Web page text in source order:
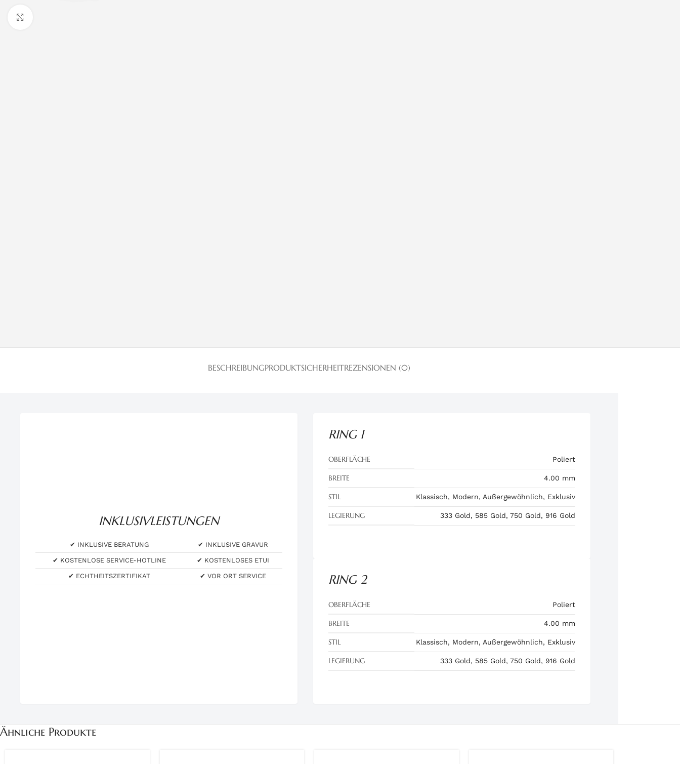
BESCHREIBUNGPRODUKTSICHERHEITREZENSIONEN (0)
RING 1
OBERFLÄCHE Poliert
BREITE 4.00 mm
STIL Klassisch, Modern, Außergewöhnlich, Exklusiv
LEGIERUNG 333 Gold, 585 Gold, 750 Gold, 916 Gold
RING 2
OBERFLÄCHE Poliert
BREITE 4.00 mm
STIL Klassisch, Modern, Außergewöhnlich, Exklusiv
LEGIERUNG 333 Gold, 585 Gold, 750 Gold, 916 Gold
INKLUSIVLEISTUNGEN
✔ INKLUSIVE BERATUNG ✔ INKLUSIVE GRAVUR
✔ KOSTENLOSE SERVICE-HOTLINE ✔ KOSTENLOSES ETUI
✔ ECHTHEITSZERTIFIKAT ✔ VOR ORT SERVICE
Ähnliche Produkte